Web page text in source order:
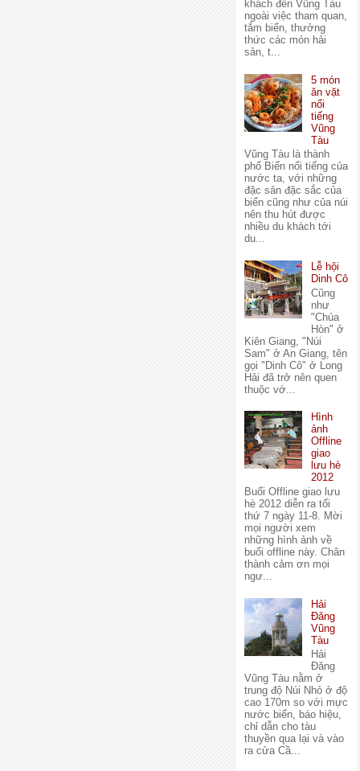
khách đến Vũng Tàu
ngoài việc tham quan,
tắm biển, thưởng
thức các món hải
sản, t...
5 món
ăn vặt
nổi
tiếng
Vũng
Tàu
Vũng Tàu là thành
phố Biển nổi tiếng của
nước ta, với những
đặc sản đặc sắc của
biển cũng như của núi
nên thu hút được
nhiều du khách tới
du...
Lễ hội
Dinh Cô
Cũng
như
"Chúa
Hòn" ở
Kiên Giang, "Núi
Sam" ở An Giang, tên
gọi "Dinh Cô" ở Long
Hải đã trở nên quen
thuộc vớ...
Hình
ảnh
Offline
giao
lưu hè
2012
Buổi Offline giao lưu
hè 2012 diễn ra tối
thứ 7 ngày 11-8. Mời
mọi người xem
những hình ảnh về
buổi offline này. Chân
thành cảm ơn mọi
ngư...
Hải
Đăng
Vũng
Tàu
Hải
Đăng
Vũng Tàu nằm ở
trung độ Núi Nhỏ ở độ
cao 170m so với mực
nước biển, báo hiệu,
chỉ dẫn cho tàu
thuyền qua lại và vào
ra cửa Cầ...